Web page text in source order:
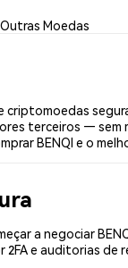
Outras Moedas
criptomoedas
terceiros — sem
BENQI e o
a negociar
e auditorias